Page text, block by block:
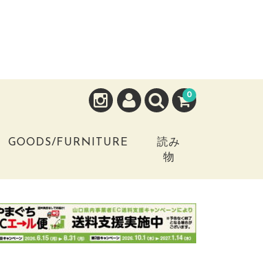
0
GOODS/FURNITURE
読み
物